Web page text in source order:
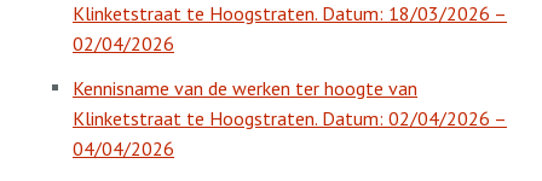
Klinketstraat te Hoogstraten. Datum: 18/03/2026 –
02/04/2026
Kennisname van de werken ter hoogte van
Klinketstraat te Hoogstraten. Datum: 02/04/2026 –
04/04/2026